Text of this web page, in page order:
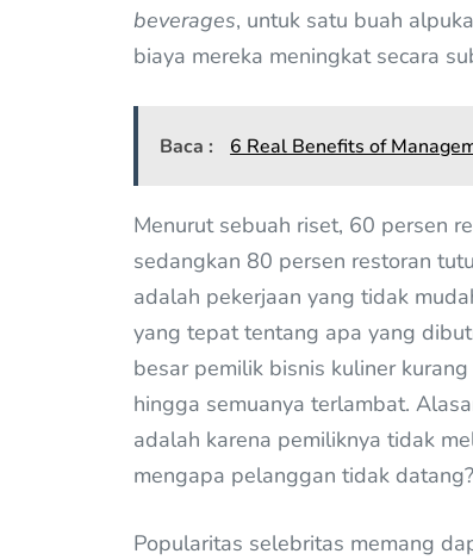
beverages, untuk satu buah
biaya mereka meningkat secara
Baca : 6 Real Benefits of
Menurut sebuah riset, 60 persen
sedangkan 80 persen restoran
adalah pekerjaan yang tidak
yang tepat tentang apa yang
besar pemilik bisnis kuliner
hingga semuanya terlambat.
adalah karena pemiliknya tidak
mengapa pelanggan tidak
Popularitas selebritas memang